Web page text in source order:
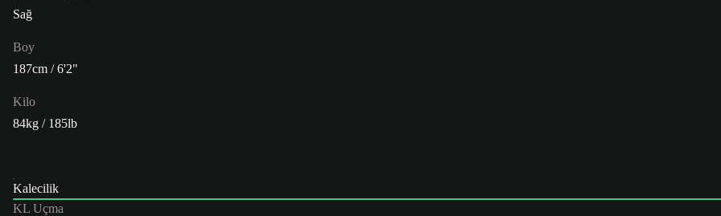
Sağ
Boy
187cm / 6'2"
Kilo
84kg / 185lb
Kalecilik
KL Uçma